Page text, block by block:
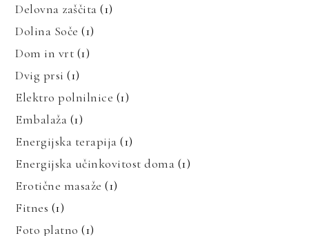
Delovna zaščita (1)
Dolina Soče (1)
Dom in vrt (1)
Dvig prsi (1)
Elektro polnilnice (1)
Embalaža (1)
Energijska terapija (1)
Energijska učinkovitost doma (1)
Erotične masaže (1)
Fitnes (1)
Foto platno (1)